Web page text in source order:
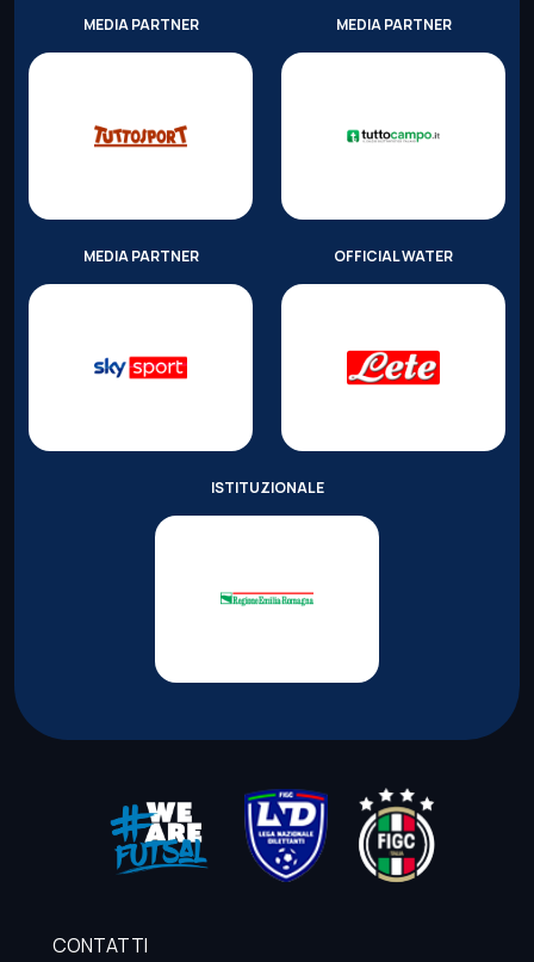
MEDIA PARTNER MEDIA PARTNER
MEDIA PARTNER OFFICIAL WATER
ISTITUZIONALE
CONTATTI